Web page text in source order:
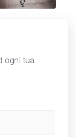
ogni tua